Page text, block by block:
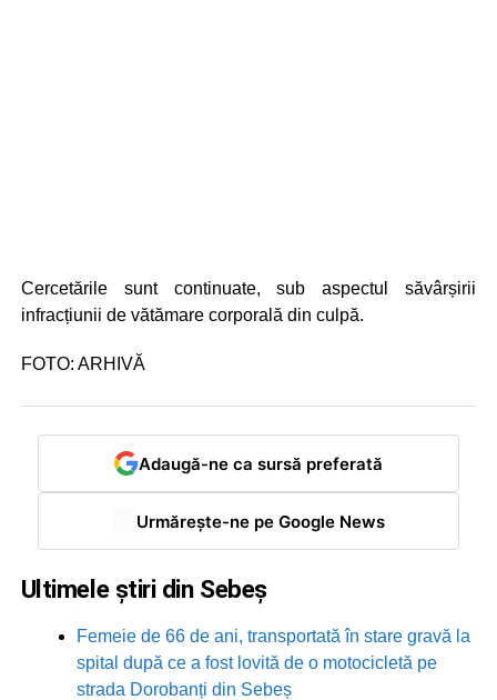
Cercetările sunt continuate, sub aspectul săvârșirii
infracțiunii de vătămare corporală din culpă.
FOTO: ARHIVĂ
Adaugă-ne ca sursă preferată
Urmărește-ne pe Google News
Ultimele știri din Sebeș
Femeie de 66 de ani, transportată în stare gravă la
spital după ce a fost lovită de o motocicletă pe
strada Dorobanți din Sebeș